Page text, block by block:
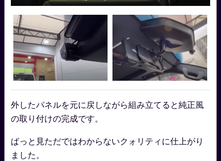
外したパネルを元に戻しながら組み立てると純正風
の取り付けの完成です。
ぱっと見ただではわからないクォリティに仕上がり
ました。